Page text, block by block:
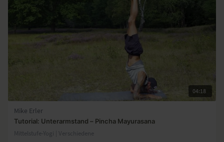
04:18
Mike Erler
Tutorial: Unterarmstand – Pincha Mayurasana
Mittelstufe-Yogi | Verschiedene